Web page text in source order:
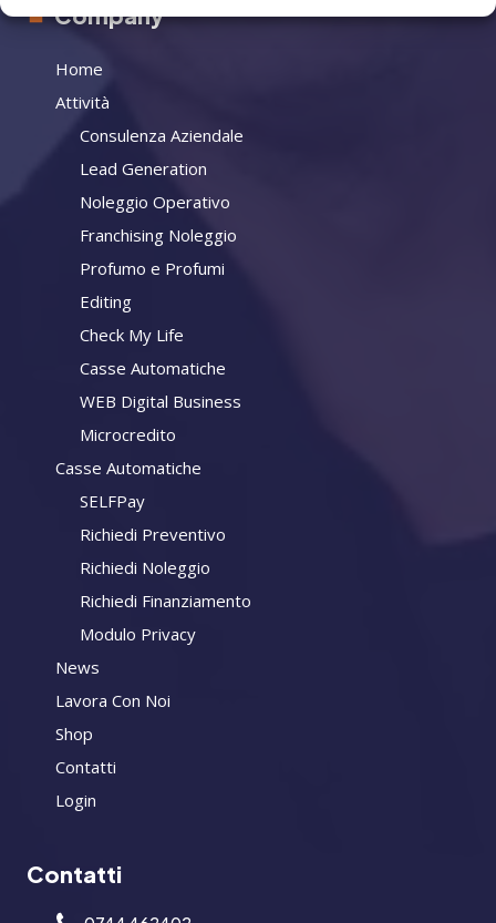
Company
Home
Attività
Consulenza Aziendale
Lead Generation
Noleggio Operativo
Franchising Noleggio
Profumo e Profumi
Editing
Check My Life
Casse Automatiche
WEB Digital Business
Microcredito
Casse Automatiche
SELFPay
Richiedi Preventivo
Richiedi Noleggio
Richiedi Finanziamento
Modulo Privacy
News
Lavora Con Noi
Shop
Contatti
Login
Contatti